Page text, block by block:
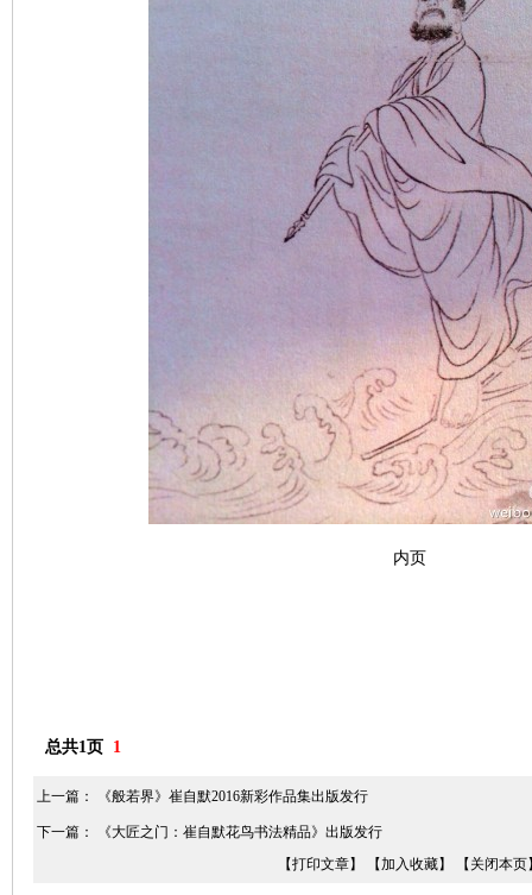
内页
总共1页 1
上一篇： 《般若界》崔自默2016新彩作品集出版发行
下一篇：
《大匠之门：崔自默花鸟书法精品》出版发行
【打印文章】
【加入收藏】 【关闭本页